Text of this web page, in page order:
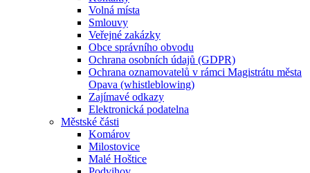
Volná místa
Smlouvy
Veřejné zakázky
Obce správního obvodu
Ochrana osobních údajů (GDPR)
Ochrana oznamovatelů v rámci Magistrátu města
Opava (whistleblowing)
Zajímavé odkazy
Elektronická podatelna
Městské části
Komárov
Milostovice
Malé Hoštice